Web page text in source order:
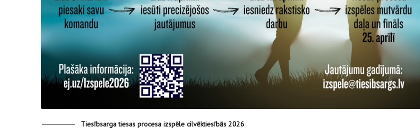
Tiesībsarga tiesas procesa izspēle cilvēktiesībās 2026